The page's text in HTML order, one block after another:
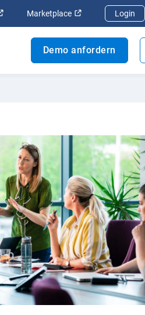
öffnen
In neuem Fenster öffnen
Marketplace In neuem Fenster
Login
Demo anfordern